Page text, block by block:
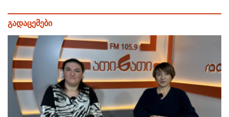
გადაცემები